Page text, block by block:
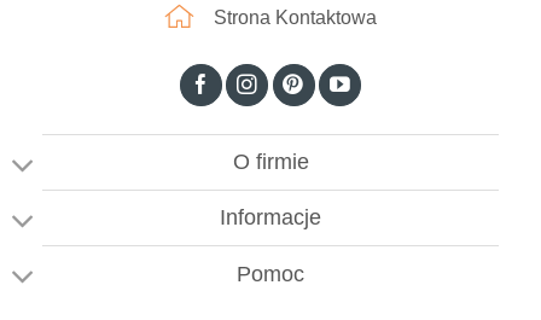
Strona Kontaktowa
O firmie
Informacje
Pomoc